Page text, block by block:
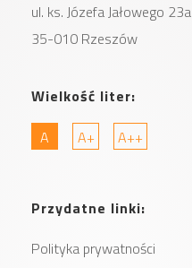
ul. ks. Józefa Jałowego 23a
35-010 Rzeszów
Wielkość liter:
A
A+ A++
Przydatne linki:
Polityka prywatności